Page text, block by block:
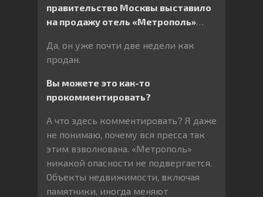
правительство Москвы выставило
на продажу отель «Метрополь»…
Да, он уже почти две недели как
продан.
Вы можете это как-то
прокомментировать?
А что здесь комментировать? Я даже
не понимаю, почему вся пресса так
этим взволнована. «Метрополь»
никакой опасности не подвергается.
Объекты недвижимости, включая
памятники, иногда меняют